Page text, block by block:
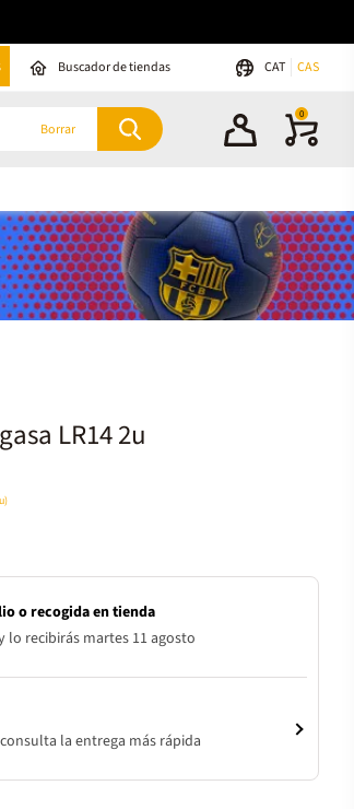
Buscador de tiendas CAT CAS
Borrar
0
LR14 2u
o recogida en tienda
lo recibirás martes 11 agosto
la entrega más rápida